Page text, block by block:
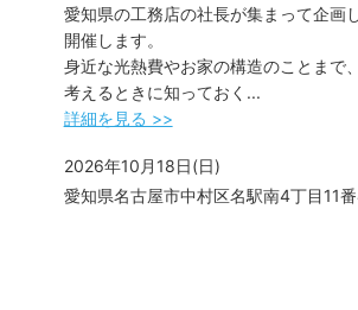
愛知県の工務店の社長が集まって企画
開催します。
身近な光熱費やお家の構造のことまで
考えるときに知っておく...
詳細を見る >>
2026年10月18日(日)
愛知県名古屋市中村区名駅南4丁目11